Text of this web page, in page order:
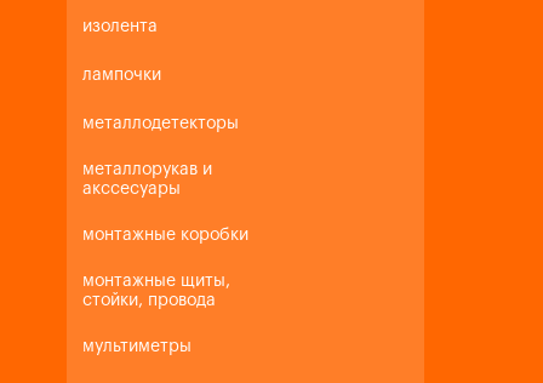
изолента
лампочки
металлодетекторы
металлорукав и
акссесуары
монтажные коробки
монтажные щиты,
стойки, провода
мультиметры